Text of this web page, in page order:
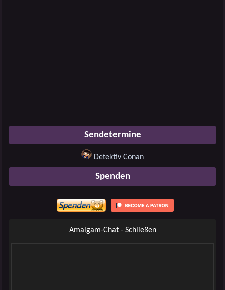
Sendetermine
Detektiv Conan
Spenden
Amalgam-Chat - Schließen